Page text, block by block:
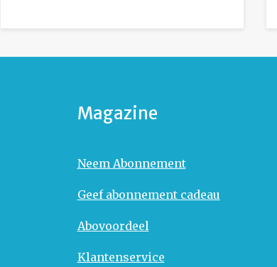
Magazine
Neem Abonnement
Geef abonnement cadeau
Abovoordeel
Klantenservice